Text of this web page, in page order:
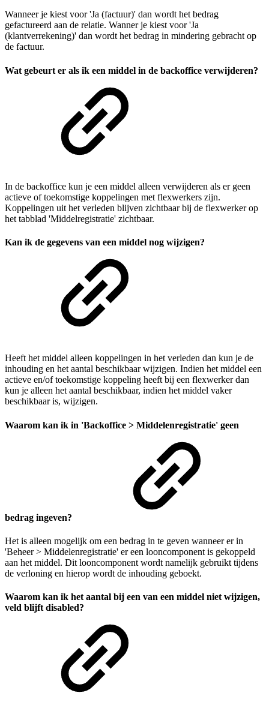
Wanneer je kiest voor 'Ja (factuur)' dan wordt het bedrag
gefactureerd aan de relatie. Wanner je kiest voor 'Ja
(klantverrekening)' dan wordt het bedrag in mindering gebracht op
de factuur.
Wat gebeurt er als ik een middel in de backoffice verwijderen?
In de backoffice kun je een middel alleen verwijderen als er geen
actieve of toekomstige koppelingen met flexwerkers zijn.
Koppelingen uit het verleden blijven zichtbaar bij de flexwerker op
het tabblad 'Middelregistratie' zichtbaar.
Kan ik de gegevens van een middel nog wijzigen?
Heeft het middel alleen koppelingen in het verleden dan kun je de
inhouding en het aantal beschikbaar wijzigen. Indien het middel een
actieve en/of toekomstige koppeling heeft bij een flexwerker dan
kun je alleen het aantal beschikbaar, indien het middel vaker
beschikbaar is, wijzigen.
Waarom kan ik in 'Backoffice > Middelenregistratie' geen
bedrag ingeven?
Het is alleen mogelijk om een bedrag in te geven wanneer er in
'Beheer > Middelenregistratie' er een looncomponent is gekoppeld
aan het middel. Dit looncomponent wordt namelijk gebruikt tijdens
de verloning en hierop wordt de inhouding geboekt.
Waarom kan ik het aantal bij een van een middel niet wijzigen,
veld blijft disabled?